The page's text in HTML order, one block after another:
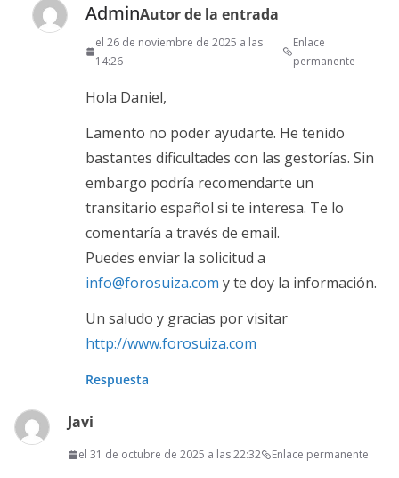
AdminAutor de la entrada
el 26 de noviembre de 2025 a las
14:26
Enlace
permanente
Hola Daniel,
Lamento no poder ayudarte. He tenido
bastantes dificultades con las gestorías. Sin
embargo podría recomendarte un
transitario español si te interesa. Te lo
comentaría a través de email.
Puedes enviar la solicitud a
info@forosuiza.com y te doy la información.
Un saludo y gracias por visitar
http://www.forosuiza.com
Respuesta
Javi
el 31 de octubre de 2025 a las 22:32 Enlace permanente